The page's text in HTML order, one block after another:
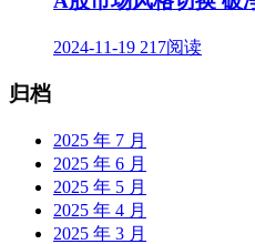
2024-11-19 217阅读
归档
2025 年 7 月
2025 年 6 月
2025 年 5 月
2025 年 4 月
2025 年 3 月